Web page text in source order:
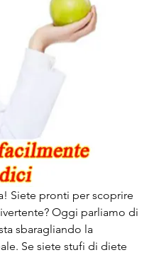
Siete pronti per scoprire
Oggi parliamo di
sbaragliando la
Se siete stufi di diete